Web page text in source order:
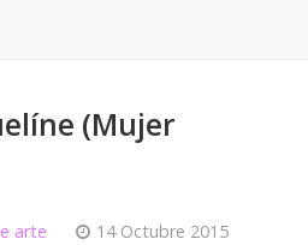
(Mujer
arte
14 Octubre 2015